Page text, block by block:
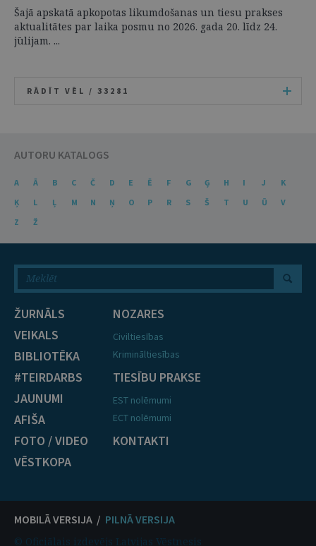
Šajā apskatā apkopotas likumdošanas un tiesu prakses
aktualitātes par laika posmu no 2026. gada 20. līdz 24.
jūlijam. ...
RĀDĪT VĒL / 33281
AUTORU KATALOGS
A Ā B C Č D E Ē F G Ģ H I J
K
Ķ
L Ļ M N Ņ O P R S Š T U Ū
V
Z
Ž
ŽURNĀLS
VEIKALS
BIBLIOTĒKA
#TEIRDARBS
JAUNUMI
AFIŠA
FOTO / VIDEO
VĒSTKOPA
NOZARES
Civiltiesības
Krimināltiesības
TIESĪBU PRAKSE
EST nolēmumi
ECT nolēmumi
KONTAKTI
MOBILĀ VERSIJA / PILNĀ VERSIJA
© Oficiālais izdevējs Latvijas Vēstnesis